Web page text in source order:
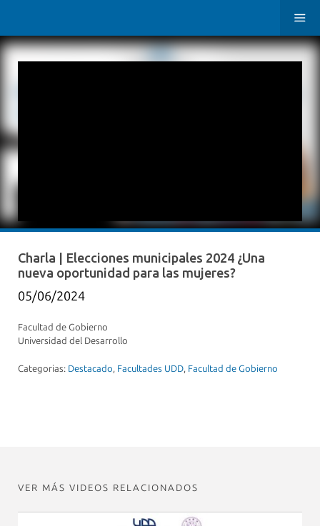
Charla | Elecciones municipales 2024 ¿Una
nueva oportunidad para las mujeres?
05/06/2024
Facultad de Gobierno
Universidad del Desarrollo
Categorias: Destacado, Facultades UDD, Facultad de Gobierno
VER MÁS VIDEOS RELACIONADOS